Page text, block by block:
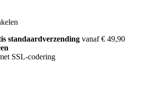
standaardverzending vanaf € 49,90
SSL-codering